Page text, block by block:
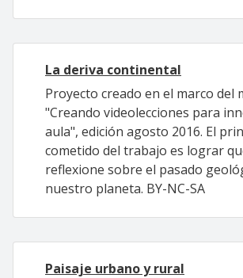
La deriva continental
Proyecto creado en el marco del
"Creando videolecciones para
aula", edición agosto 2016. El
cometido del trabajo es lograr
reflexione sobre el pasado
nuestro planeta. BY-NC-SA
Paisaje urbano y rural